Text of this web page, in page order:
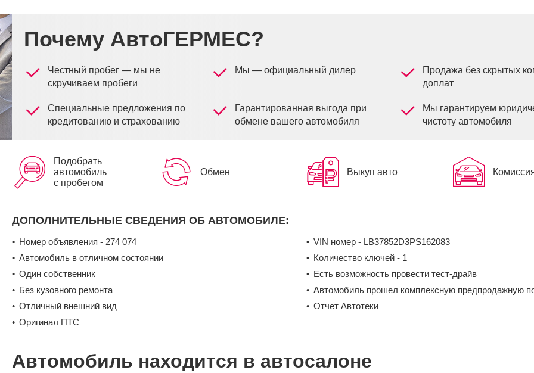
Почему АвтоГЕРМЕС?
Честный пробег — мы не
скручиваем пробеги
Мы — официальный дилер
Продажа без скрытых
доплат
Специальные предложения по
кредитованию и страхованию
Гарантированная выгода при
обмене вашего автомобиля
Мы гарантируем
чистоту автомобиля
Подобрать
автомобиль
с пробегом
Обмен Выкуп авто
ДОПОЛНИТЕЛЬНЫЕ СВЕДЕНИЯ ОБ АВТОМОБИЛЕ:
Номер объявления - 274 074
Автомобиль в отличном состоянии
Один собственник
Без кузовного ремонта
Отличный внешний вид
Оригинал ПТС
VIN номер - LB37852D3PS162083
Количество ключей - 1
Есть возможность провести тест-драйв
Автомобиль прошел комплексную предпродажную
Отчет Автотеки
Автомобиль находится в автосалоне